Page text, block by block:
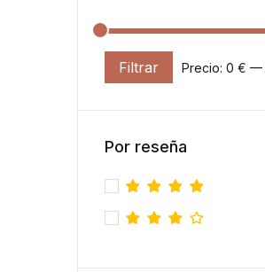
Precio mínimo
Precio máximo
Filtrar Precio: 0 € —
Por reseña
con5
de